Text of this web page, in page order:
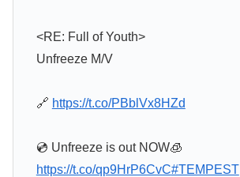
<RE: Full of Youth>
Unfreeze M/V
🔗 https://t.co/PBblVx8HZd
💿 Unfreeze is out NOW🧊
https://t.co/qp9HrP6CvC#TEMPEST